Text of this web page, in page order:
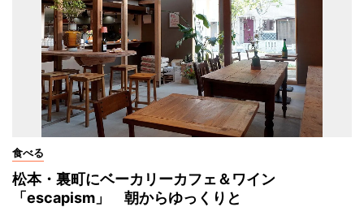
食べる
松本・裏町にベーカリーカフェ＆ワイン
「escapism」 朝からゆっくりと